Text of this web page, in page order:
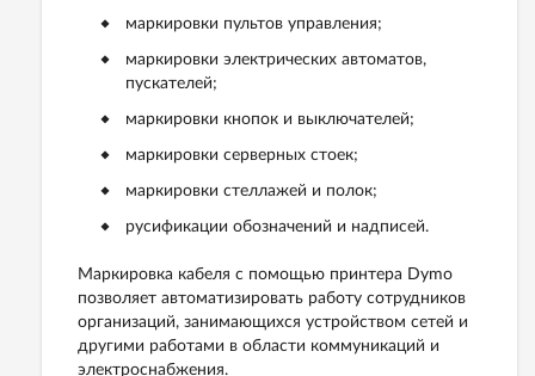
маркировки пультов управления;
маркировки электрических автоматов,
пускателей;
маркировки кнопок и выключателей;
маркировки серверных стоек;
маркировки стеллажей и полок;
русификации обозначений и надписей.
Маркировка кабеля с помощью принтера Dymo
позволяет автоматизировать работу сотрудников
организаций, занимающихся устройством сетей и
другими работами в области коммуникаций и
электроснабжения.